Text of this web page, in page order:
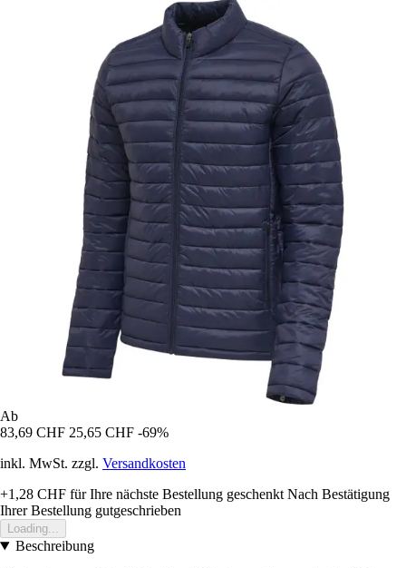
Ab
83,69 CHF 25,65 CHF -69%
inkl. MwSt. zzgl. Versandkosten
+1,28 CHF für Ihre nächste Bestellung geschenkt Nach Bestätigung
Ihrer Bestellung gutgeschrieben
Loading...
Beschreibung